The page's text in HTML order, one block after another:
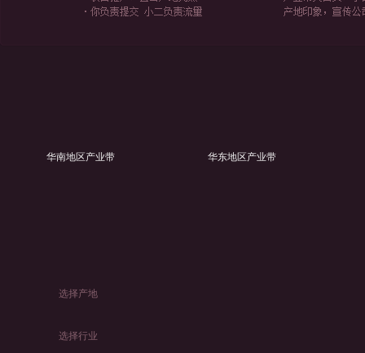
华南地区产业带 华东地区产业带
选择产地
选择行业